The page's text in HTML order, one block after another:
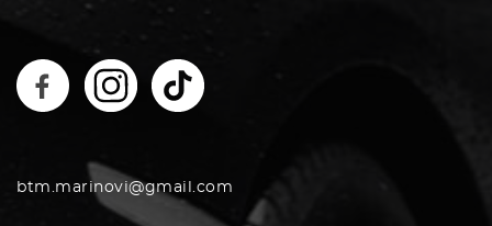
btm.marinovi@gmail.com